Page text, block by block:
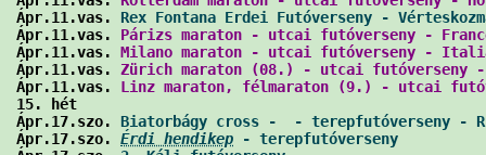
Ápr.11.vas. Rex Fontana Erdei Futóverseny -
Ápr.11.vas. Párizs maraton - utcai futóverseny -
Ápr.11.vas. Milano maraton - utcai futóverseny -
Ápr.11.vas. Zürich maraton (08.) - utcai futóverseny -
Ápr.11.vas. Linz maraton, félmaraton (9.) - utcai
15. hét
Ápr.17.szo. Biatorbágy cross -  - terepfutóverseny -
Ápr.17.szo. Érdi hendikep - terepfutóverseny